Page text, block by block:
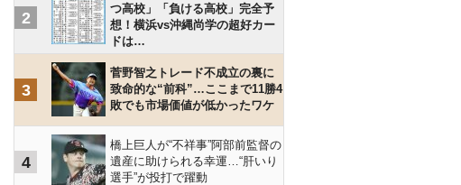
2
つ高校」「負ける高校」完全予
想！横浜vs沖縄尚学の超好カー
ドは…
3
菅野智之トレード不成立の裏に
致命的な“前科”…ここまで11勝4
敗でも市場価値が低かったワケ
4
橋上巨人が“不祥事”阿部前監督の
遺産に助けられる幸運…“肝いり
選手”が投打で躍動